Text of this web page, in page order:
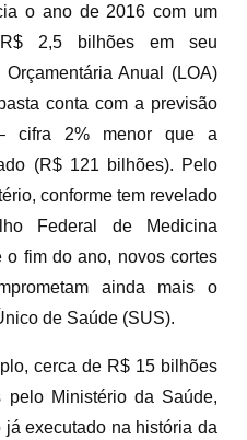
o ano de 2016 com um
2,5 bilhões em seu
Anual (LOA)
conta com a previsão
cifra 2% menor que a
(R$ 121 bilhões). Pelo
conforme tem revelado
Federal de Medicina
o fim do ano, novos cortes
ainda mais o
de Saúde (SUS).
cerca de R$ 15 bilhões
Ministério da Saúde,
executado na história da